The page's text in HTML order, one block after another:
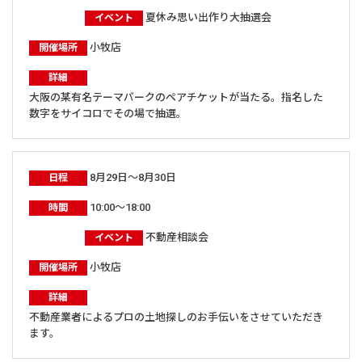
イベント 夏休み思い出作り大抽選会
開催場所 小牧店
詳細
大阪の某有名テーマパークのペアチケットが当たる。指名した
数字をサイコロでその場で抽選。
日程 8月29日～8月30日
時間 10:00～18:00
イベント 不動産相談会
開催場所 小牧店
詳細
不動産業者によるプロの土地探しのお手伝いをさせていただき
ます。